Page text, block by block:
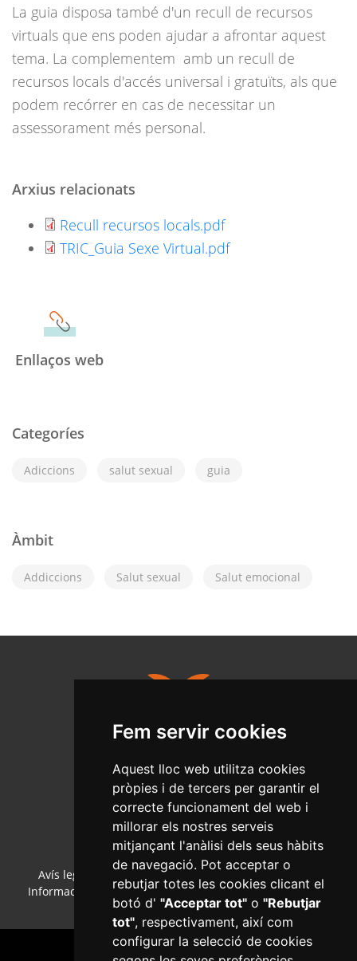
Fem servir cookies
Aquest lloc web utilitza cookies
pròpies i de tercers per garantir el
correcte funcionament del web i
millorar els nostres serveis
mitjançant l'anàlisi dels seus hàbits
de navegació. Pot acceptar o
rebutjar totes les cookies clicant el
botó d' "Acceptar tot"o "Rebutjar
tot", respectivament, així com
configurar la selecció de cookies
La guia disposa també d'un recull de recursos
virtuals que ens poden ajudar a afrontar aquest
tema. La complementem amb un recull de
recursos locals d'accés universal i gratuïts, als que
podem recórrer en cas de necessitar un
assessorament més personal.
Arxius relacionats
Recull recursos locals.pdf
TRIC_Guia Sexe Virtual.pdf
Enllaços web
Categoríes
Adiccions salut sexual guia
Àmbit
Addiccions Salut sexual Salut emocional
Salut Pública
C/Ample, 13 - Tel. 977 010 040
www.reus.cat
salutpublica@reus.cat
Avís legal Política de cookies· Política de privacitat
Informació bàsica RGPD·Accessibilitat·Col·laboradors·
Mapa web
Configurar cookies